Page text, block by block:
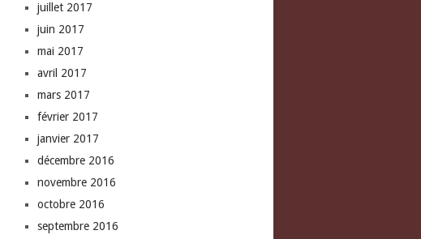
juillet 2017
juin 2017
mai 2017
avril 2017
mars 2017
février 2017
janvier 2017
décembre 2016
novembre 2016
octobre 2016
septembre 2016